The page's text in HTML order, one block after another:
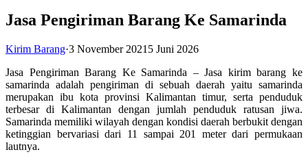
Jasa Pengiriman Barang Ke Samarinda
Kirim Barang·3 November 2021 5 Juni 2026
Jasa Pengiriman Barang Ke Samarinda – Jasa kirim barang ke
samarinda adalah pengiriman di sebuah daerah yaitu samarinda
merupakan ibu kota provinsi Kalimantan timur, serta penduduk
terbesar di Kalimantan dengan jumlah penduduk ratusan jiwa.
Samarinda memiliki wilayah dengan kondisi daerah berbukit dengan
ketinggian bervariasi dari 11 sampai 201 meter dari permukaan
lautnya.